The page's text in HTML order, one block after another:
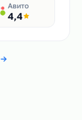
Авито
4,4